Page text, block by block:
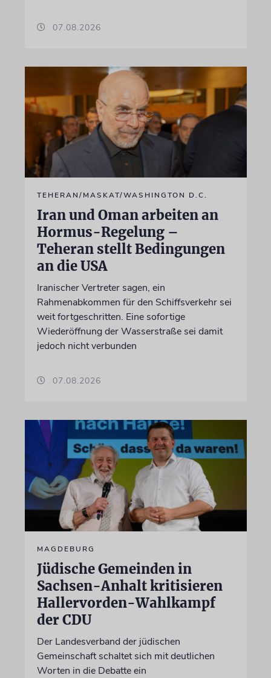
07.08.2026
TEHERAN/MASKAT/WASHINGTON D.C.
Iran und Oman arbeiten an
Hormus-Regelung –
Teheran stellt Bedingungen
an die USA
Iranischer Vertreter sagen, ein
Rahmenabkommen für den Schiffsverkehr sei
weit fortgeschritten. Eine sofortige
Wiederöffnung der Wasserstraße sei damit
jedoch nicht verbunden
07.08.2026
MAGDEBURG
Jüdische Gemeinden in
Sachsen-Anhalt kritisieren
Hallervorden-Wahlkampf
der CDU
Der Landesverband der jüdischen
Gemeinschaft schaltet sich mit deutlichen
Worten in die Debatte ein